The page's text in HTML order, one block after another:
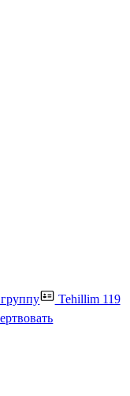
Tehillim 119